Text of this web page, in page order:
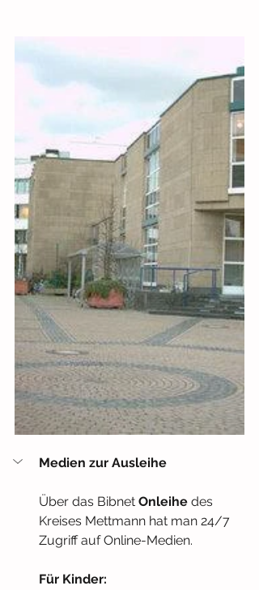
Medien zur Ausleihe
Über das Bibnet Onleihe des
Kreises Mettmann hat man 24/7
Zugriff auf Online-Medien.
Für Kinder: